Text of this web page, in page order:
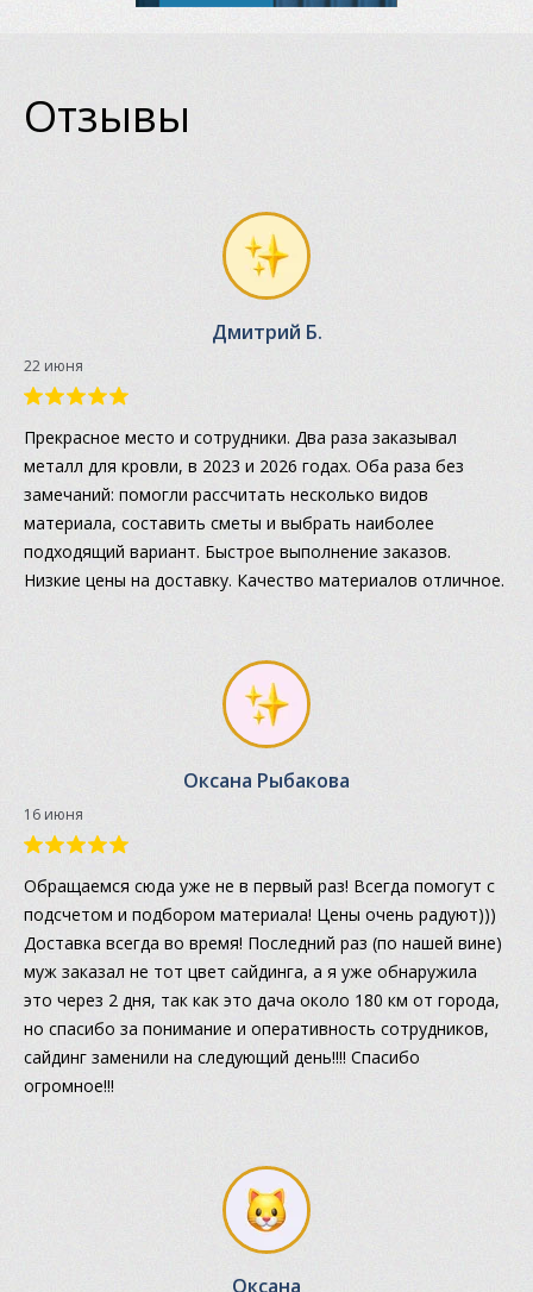
Отзывы
Дмитрий Б.
22 июня
Прекрасное место и сотрудники. Два раза заказывал
металл для кровли, в 2023 и 2026 годах. Оба раза без
замечаний: помогли рассчитать несколько видов
материала, составить сметы и выбрать наиболее
подходящий вариант. Быстрое выполнение заказов.
Низкие цены на доставку. Качество материалов отличное.
Оксана Рыбакова
16 июня
Обращаемся сюда уже не в первый раз! Всегда помогут с
подсчетом и подбором материала! Цены очень радуют)))
Доставка всегда во время! Последний раз (по нашей вине)
муж заказал не тот цвет сайдинга, а я уже обнаружила
это через 2 дня, так как это дача около 180 км от города,
но спасибо за понимание и оперативность сотрудников,
сайдинг заменили на следующий день!!!! Спасибо
огромное!!!
Оксана